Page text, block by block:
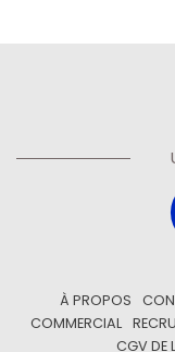
À PROPOS
COMMERCIAL
CGV DE